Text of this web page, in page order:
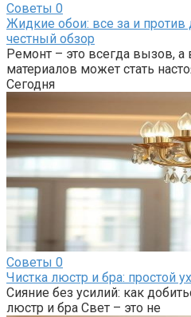
Советы 0
Жидкие обои: все за и
честный обзор
Ремонт – это всегда вызов,
материалов может стать
Сегодня
Советы 0
Чистка люстр и бра: простой
Сияние без усилий: как
люстр и бра Свет – это не